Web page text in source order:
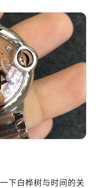
下白桦树与时间的关